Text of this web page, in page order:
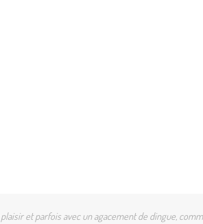
et parfois avec un agacement de dingue,